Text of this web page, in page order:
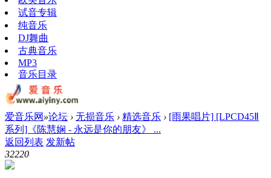
试音专辑
纯音乐
DJ舞曲
古典音乐
MP3
音乐目录
爱音乐网 »论坛 › 无损音乐 › 精选音乐 › [雨果唱片] [LPCD45Ⅱ
系列]《陈慧娴 - 永远是你的朋友》 ...
返回列表 发新帖
32220